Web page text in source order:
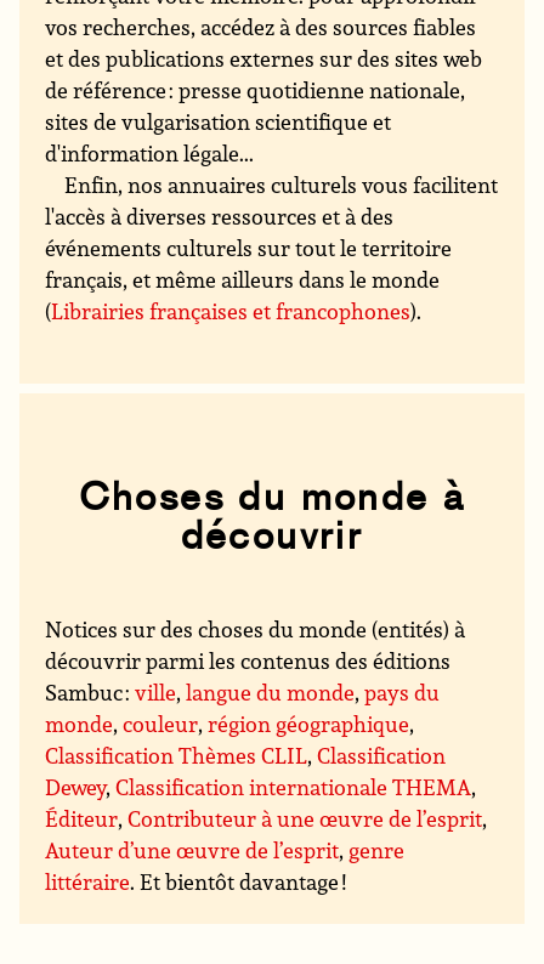
vos recherches, accédez à des sources fiables
et des publications externes sur des sites web
de référence : presse quotidienne nationale,
sites de vulgarisation scientifique et
d'information légale...
Enfin, nos annuaires culturels vous facilitent
l'accès à diverses ressources et à des
événements culturels sur tout le territoire
français, et même ailleurs dans le monde
(Librairies françaises et francophones).
Choses du monde à
découvrir
Notices sur des choses du monde (entités) à
découvrir parmi les contenus des éditions
Sambuc :ville,langue du monde,pays du
monde,couleur,région géographique,
Classification Thèmes CLIL,Classification
Dewey,Classification internationale THEMA,
Éditeur,Contributeur à une œuvre de l’esprit,
Auteur d’une œuvre de l’esprit, genre
littéraire. Et bientôt davantage !